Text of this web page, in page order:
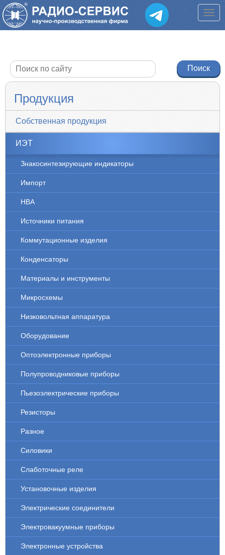
Продукция
Собственная продукция
ИЭТ
Знакосинтезирующие индикаторы
Импорт
НВА
Источники питания
Коммутационные изделия
Конденсаторы
Материалы и инструменты
Микросхемы
Низковольтная аппаратура
Оборудование
Оптоэлектронные приборы
Полупроводниковые приборы
Пьезоэлектрические приборы
Резисторы
Разное
Силовики
Слаботочные реле
Установочные изделия
Электрические соединители
Электровакуумные приборы
Электронные устройства